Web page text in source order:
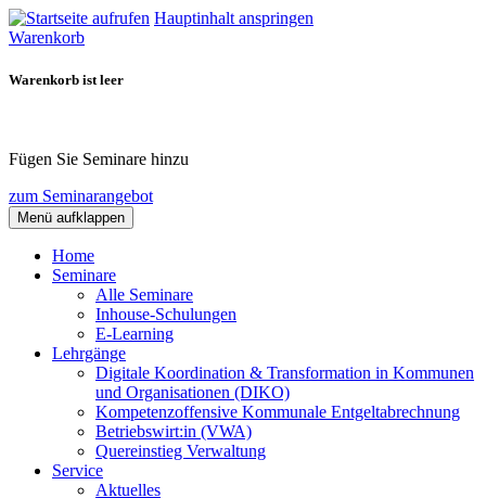
Hauptinhalt anspringen
Warenkorb
Warenkorb ist leer
Fügen Sie Seminare hinzu
zum Seminarangebot
Menü aufklappen
Home
Seminare
Alle Seminare
Inhouse-Schulungen
E-Learning
Lehrgänge
Digitale Koordination & Transformation in Kommunen
und Organisationen (DIKO)
Kompetenzoffensive Kommunale Entgeltabrechnung
Betriebswirt:in (VWA)
Quereinstieg Verwaltung
Service
Aktuelles